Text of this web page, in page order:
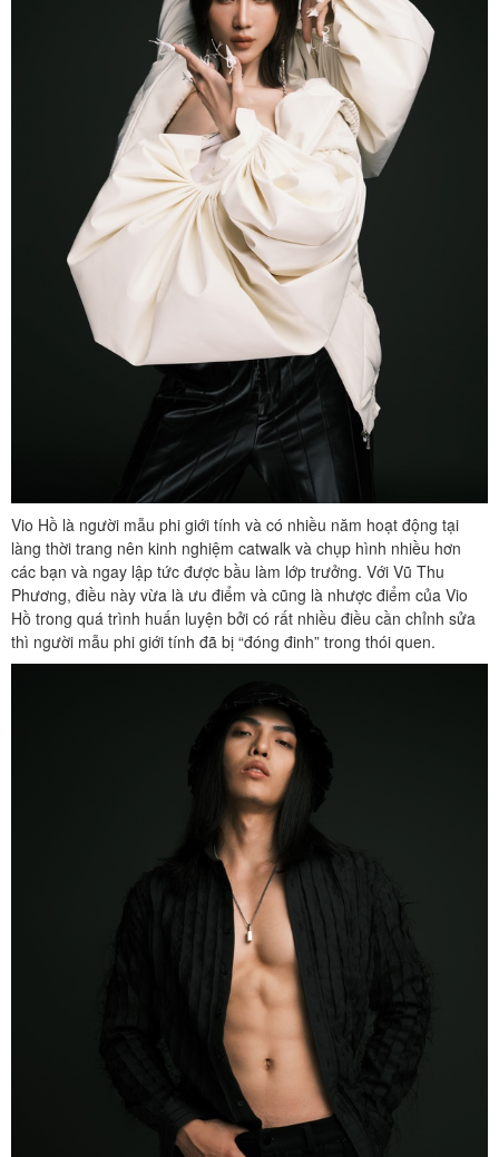
Vio Hồ là người mẫu phi giới tính và có nhiều năm hoạt động tại
làng thời trang nên kinh nghiệm catwalk và chụp hình nhiều hơn
các bạn và ngay lập tức được bầu làm lớp trưởng. Với Vũ Thu
Phương, điều này vừa là ưu điểm và cũng là nhược điểm của Vio
Hồ trong quá trình huấn luyện bởi có rất nhiều điều cần chỉnh sửa
thì người mẫu phi giới tính đã bị “đóng đinh” trong thói quen.